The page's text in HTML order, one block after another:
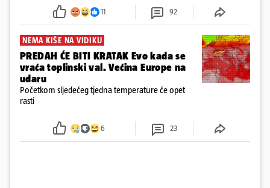
požar, rekao je vlasnik
11 92
NEMA KIŠE NA VIDIKU
PREDAH ĆE BITI KRATAK Evo kada se
vraća toplinski val. Većina Europe na
udaru
Početkom sljedećeg tjedna temperature će opet
rasti
6 23